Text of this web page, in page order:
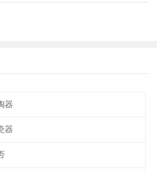
器
器